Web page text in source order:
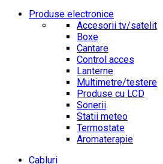
Produse electronice
Accesorii tv/satelit
Boxe
Cantare
Control acces
Lanterne
Multimetre/testere
Produse cu LCD
Sonerii
Statii meteo
Termostate
Aromaterapie
Cabluri